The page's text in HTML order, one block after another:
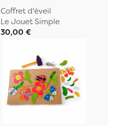
Coffret d'éveil
Le Jouet Simple
30,00 €